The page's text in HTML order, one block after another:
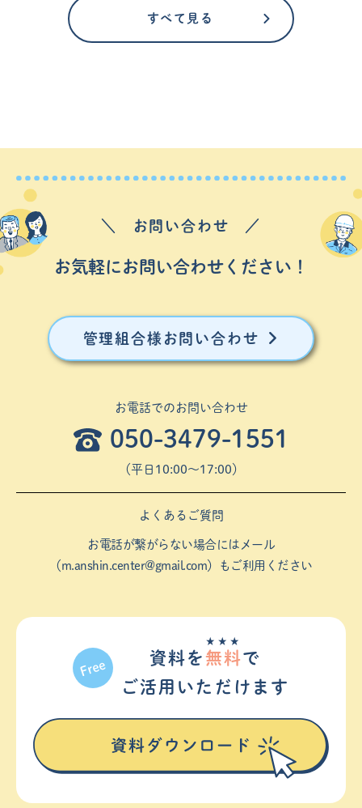
すべて見る
＼ お問い合わせ ／
お気軽にお問い合わせください！
管理組合様お問い合わせ
お電話でのお問い合わせ
050-3479-1551
（平⽇10:00〜17:00）
よくあるご質問
お電話が繋がらない場合にはメール
（ m.anshin.center@gmail.com）もご利用ください
資料を 無料
★★★
で
ご活⽤いただけます